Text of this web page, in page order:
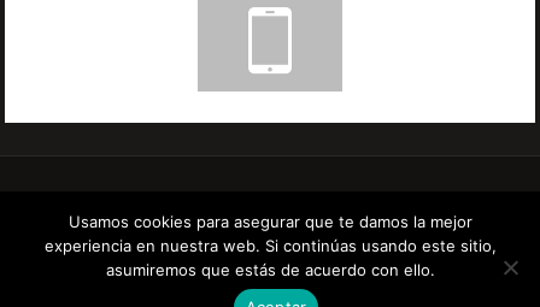
FUNCIONA CONPARABOLA & WORDPRESS.
Usamos cookies para asegurar que te damos la mejor
experiencia en nuestra web. Si continúas usando este sitio,
asumiremos que estás de acuerdo con ello.